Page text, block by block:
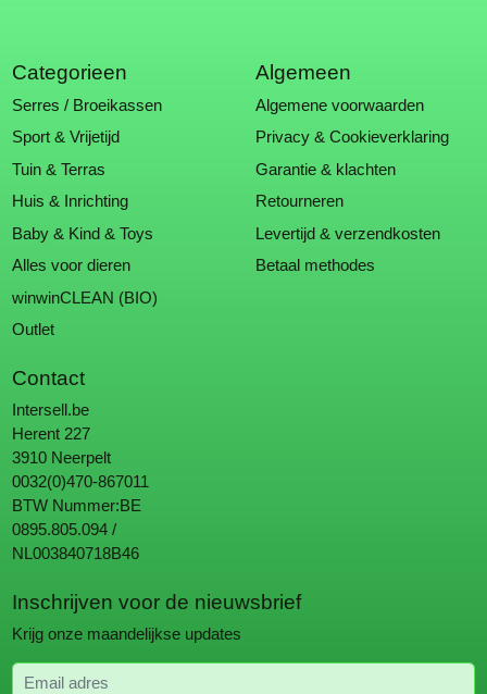
Categorieen
Serres / Broeikassen
Sport & Vrijetijd
Tuin & Terras
Huis & Inrichting
Baby & Kind & Toys
Alles voor dieren
winwinCLEAN (BIO)
Outlet
Algemeen
Algemene voorwaarden
Privacy & Cookieverklaring
Garantie & klachten
Retourneren
Levertijd & verzendkosten
Betaal methodes
Contact
Intersell.be
Herent 227
3910 Neerpelt
0032(0)470-867011
BTW Nummer:BE
0895.805.094 /
NL003840718B46
Inschrijven voor de nieuwsbrief
Krijg onze maandelijkse updates
Email adres